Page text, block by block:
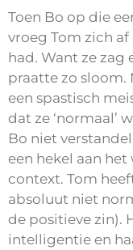
Toen Bo op die
vroeg Tom zich
had. Want ze zag
praatte zo sloom.
een spastisch
dat ze ‘normaal’
Bo niet
een hekel aan het
context. Tom
absoluut niet
de positieve zin).
intelligentie en